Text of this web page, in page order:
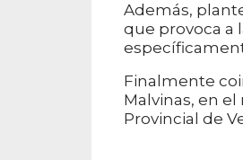
Además,
que provoca a
Finalmente
Malvinas, en
Provincial de